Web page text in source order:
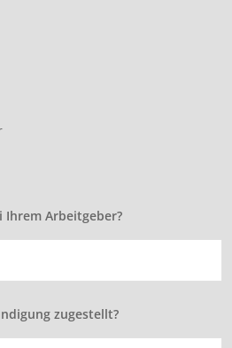
Ihrem Arbeitgeber?
zugestellt?